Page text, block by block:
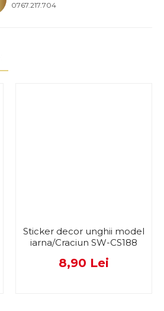
0767.217.704
Sticker decor unghii model
iarna/Craciun SW-CS188
8,90 Lei